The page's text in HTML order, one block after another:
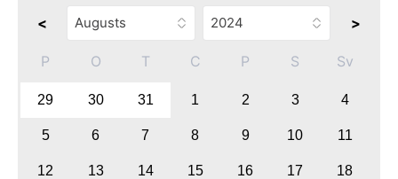
< >
P O T C P S Sv
29 30 31 1 2 3 4
5 6 7 8 9 10 11
12 13 14 15 16 17 18